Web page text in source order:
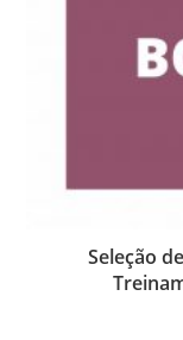
Seleção